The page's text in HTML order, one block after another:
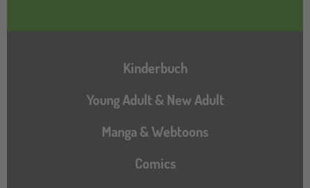
Hauptnavigation
Kinderbuch
Young Adult & New Adult
Manga & Webtoons
Comics